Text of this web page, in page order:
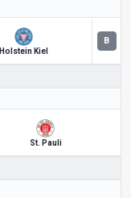
Holstein Kiel
St. Pauli